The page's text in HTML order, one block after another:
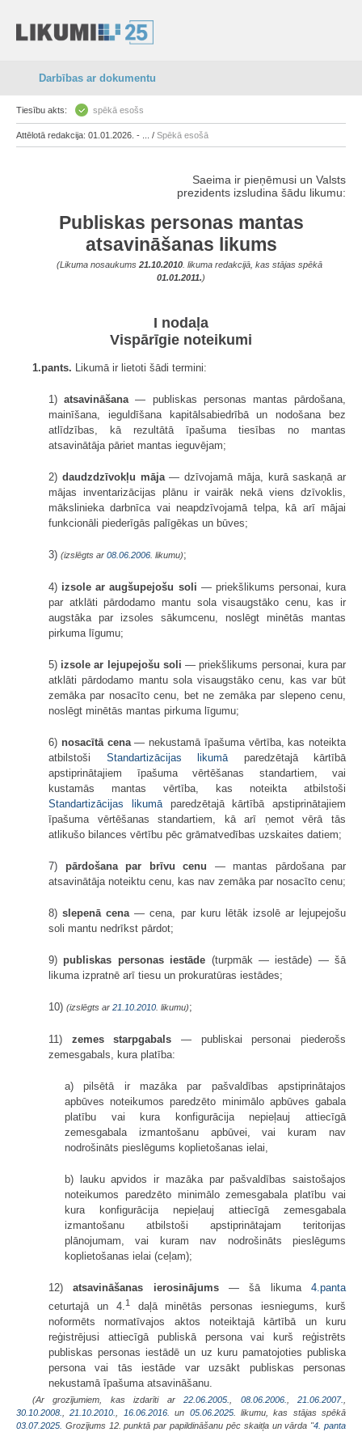
Darbības ar dokumentu
Tiesību akts: spēkā esošs
Attēlotā redakcija: 01.01.2026. - ... / Spēkā esošā
Saeima ir pieņēmusi un Valsts
prezidents izsludina šādu likumu:
Publiskas personas mantas
atsavināšanas likums
(Likuma nosaukums 21.10.2010. likuma redakcijā, kas stājas spēkā
01.01.2011.)
I nodaļa
Vispārīgie noteikumi
1.pants. Likumā ir lietoti šādi termini:
1)atsavināšana — publiskas personas mantas pārdošana,
mainīšana, ieguldīšana kapitālsabiedrībā un nodošana bez
atlīdzības, kā rezultātā īpašuma tiesības no mantas
atsavinātāja pāriet mantas ieguvējam;
2) daudzdzīvokļu māja— dzīvojamā māja, kurā saskaņā ar
mājas inventarizācijas plānu ir vairāk nekā viens dzīvoklis,
mākslinieka darbnīca vai neapdzīvojamā telpa, kā arī mājai
funkcionāli piederīgās palīgēkas un būves;
3) (izslēgts ar 08.06.2006 . likumu);
4) izsole ar augšupejošu soli — priekšlikums personai, kura
par atklāti pārdodamo mantu sola visaugstāko cenu, kas ir
augstāka par izsoles sākumcenu, noslēgt minētās mantas
pirkuma līgumu;
5) izsole ar lejupejošu soli — priekšlikums personai, kura par
atklāti pārdodamo mantu sola visaugstāko cenu, kas var būt
zemāka par nosacīto cenu, bet ne zemāka par slepeno cenu,
noslēgt minētās mantas pirkuma līgumu;
6) nosacītā cena— nekustamā īpašuma vērtība, kas noteikta
atbilstoši Standartizācijas likumā paredzētajā kārtībā
apstiprinātajiem īpašuma vērtēšanas standartiem, vai
kustamās mantas vērtība, kas noteikta atbilstoši
Standartizācijas likumāparedzētajā kārtībā apstiprinātajiem
īpašuma vērtēšanas standartiem, kā arī ņemot vērā tās
atlikušo bilances vērtību pēc grāmatvedības uzskaites datiem;
7) pārdošana par brīvu cenu — mantas pārdošana par
atsavinātāja noteiktu cenu, kas nav zemāka par nosacīto cenu;
8)slepenā cena — cena, par kuru lētāk izsolē ar lejupejošu
soli mantu nedrīkst pārdot;
9) publiskas personas iestāde (turpmāk — iestāde) — šā
likuma izpratnē arī tiesu un prokuratūras iestādes;
10) (izslēgts ar 21.10.2010 . likumu);
11) zemes starpgabals — publiskai personai piederošs
zemesgabals, kura platība:
a) pilsētā ir mazāka par pašvaldības apstiprinātajos
apbūves noteikumos paredzēto minimālo apbūves gabala
platību vai kura konfigurācija nepieļauj attiecīgā
zemesgabala izmantošanu apbūvei, vai kuram nav
nodrošināts pieslēgums koplietošanas ielai,
b) lauku apvidos ir mazāka par pašvaldības saistošajos
noteikumos paredzēto minimālo zemesgabala platību vai
kura konfigurācija nepieļauj attiecīgā zemesgabala
izmantošanu atbilstoši apstiprinātajam teritorijas
plānojumam, vai kuram nav nodrošināts pieslēgums
koplietošanas ielai (ceļam);
12)atsavināšanas ierosinājums— šā likuma4.panta
ceturtajā un 4.1daļā minētās personas iesniegums, kurš
noformēts normatīvajos aktos noteiktajā kārtībā un kuru
reģistrējusi attiecīgā publiskā persona vai kurš reģistrēts
publiskas personas iestādē un uz kuru pamatojoties publiska
persona vai tās iestāde var uzsākt publiskas personas
nekustamā īpašuma atsavināšanu.
(Ar grozījumiem, kas izdarīti ar22.06.2005. 08.06.2006. ,21.06.2007.
30.10.2008.
,21.10.2010. 16.06.2016. un 05.06.2025. likumu, kas stājas spēkā
03.07.2025. Grozījums 12. punktā par papildināšanu pēc skaitļa un vārda "4. panta